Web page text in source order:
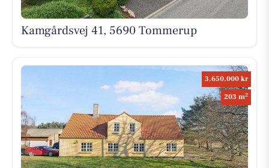
Kamgårdsvej 41, 5690 Tommerup
3.650.000 kr
203 m2